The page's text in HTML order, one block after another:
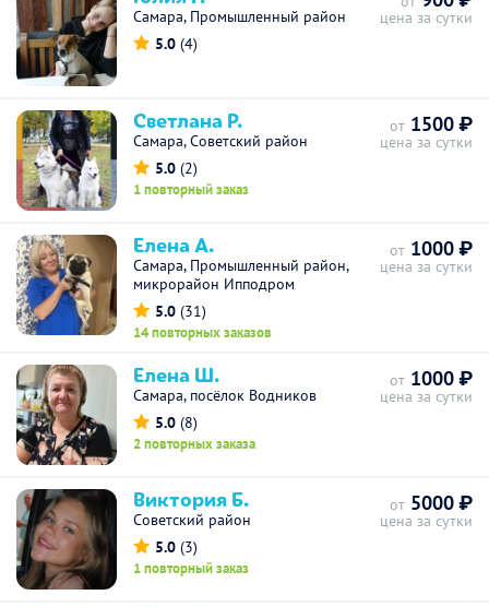
Самара, Промышленный район
5.0 (4)
цена за сутки
Светлана Р.
Самара, Советский район
5.0 (2)
1 повторный заказ
от 1500 ₽
цена за сутки
Елена А.
Самара, Промышленный район,
микрорайон Ипподром
5.0 (31)
14 повторных заказов
от 1000 ₽
цена за сутки
Елена Ш.
Самара, посёлок Водников
5.0 (8)
2 повторных заказа
от 1000 ₽
цена за сутки
Виктория Б.
Советский район
5.0 (3)
1 повторный заказ
от 5000 ₽
цена за сутки